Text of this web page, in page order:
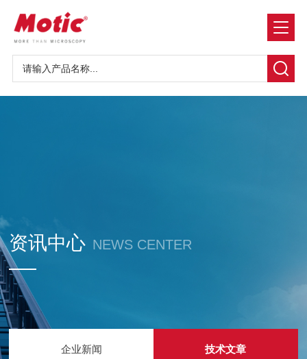
资讯中心 NEWS CENTER
企业新闻 技术文章